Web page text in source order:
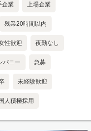
企業 上場企業
残業20時間以内
性歓迎 夜勤なし
パニー 急募
未経験歓迎
人積極採用